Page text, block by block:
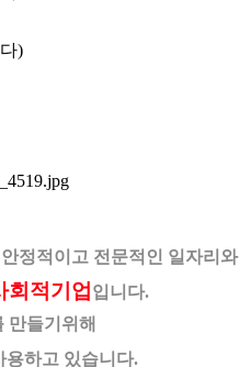
)
정적이고 전문적인 일자리와
회적기업 입니다.
만들기위해
용하고 있습니다.